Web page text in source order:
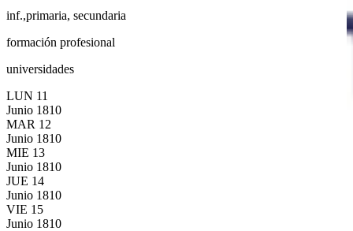
inf.,primaria, secundaria
formación profesional
universidades
LUN 11
Junio 1810
MAR 12
Junio 1810
MIE 13
Junio 1810
JUE 14
Junio 1810
VIE 15
Junio 1810